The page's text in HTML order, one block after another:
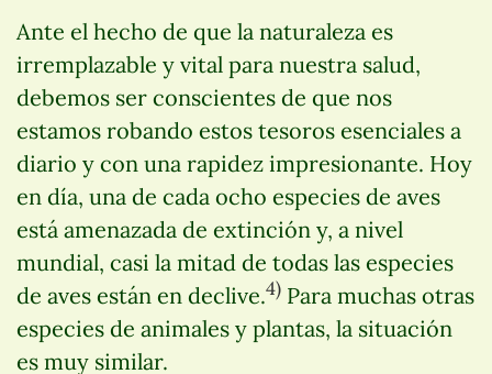
Ante el hecho de que la naturaleza es
irremplazable y vital para nuestra salud,
debemos ser conscientes de que nos
estamos robando estos tesoros esenciales a
diario y con una rapidez impresionante. Hoy
en día, una de cada ocho especies de aves
está amenazada de extinción y, a nivel
mundial, casi la mitad de todas las especies
de aves están en declive.4) Para muchas otras
especies de animales y plantas, la situación
es muy similar.